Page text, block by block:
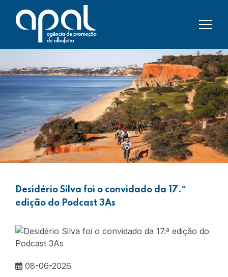
Desidério Silva foi o convidado da 17.ª
edição do Podcast 3As
08-06-2026